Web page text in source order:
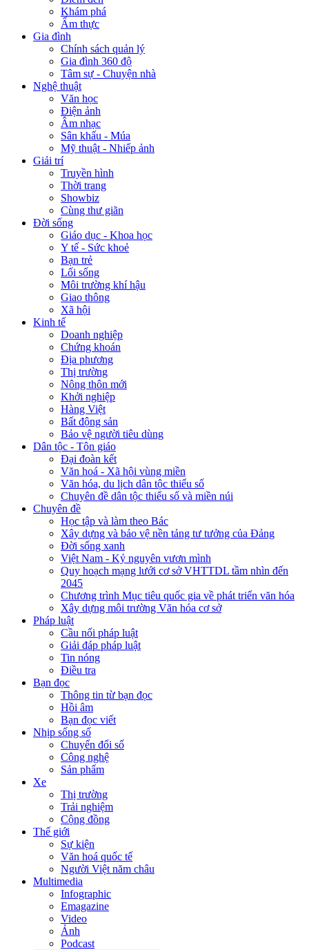
Khám phá
Ẩm thực
Gia đình
Chính sách quản lý
Gia đình 360 độ
Tâm sự - Chuyện nhà
Nghệ thuật
Văn học
Điện ảnh
Âm nhạc
Sân khấu - Múa
Mỹ thuật - Nhiếp ảnh
Giải trí
Truyền hình
Thời trang
Showbiz
Cùng thư giãn
Đời sống
Giáo dục - Khoa học
Y tế - Sức khoẻ
Bạn trẻ
Lối sống
Môi trường khí hậu
Giao thông
Xã hội
Kinh tế
Doanh nghiệp
Chứng khoán
Địa phương
Thị trường
Nông thôn mới
Khởi nghiệp
Hàng Việt
Bất động sản
Bảo vệ người tiêu dùng
Dân tộc - Tôn giáo
Đại đoàn kết
Văn hoá - Xã hội vùng miền
Văn hóa, du lịch dân tộc thiểu số
Chuyên đề dân tộc thiểu số và miền núi
Chuyên đề
Học tập và làm theo Bác
Xây dựng và bảo vệ nền tảng tư tưởng của Đảng
Đời sống xanh
Việt Nam - Kỷ nguyên vươn mình
Quy hoạch mạng lưới cơ sở VHTTDL tầm nhìn đến
2045
Chương trình Mục tiêu quốc gia về phát triển văn hóa
Xây dựng môi trường Văn hóa cơ sở
Pháp luật
Cầu nối pháp luật
Giải đáp pháp luật
Tin nóng
Điều tra
Bạn đọc
Thông tin từ bạn đọc
Hồi âm
Bạn đọc viết
Nhịp sống số
Chuyển đổi số
Công nghệ
Sản phẩm
Xe
Thị trường
Trải nghiệm
Cộng đồng
Thế giới
Sự kiện
Văn hoá quốc tế
Người Việt năm châu
Multimedia
Infographic
Emagazine
Video
Ảnh
Podcast